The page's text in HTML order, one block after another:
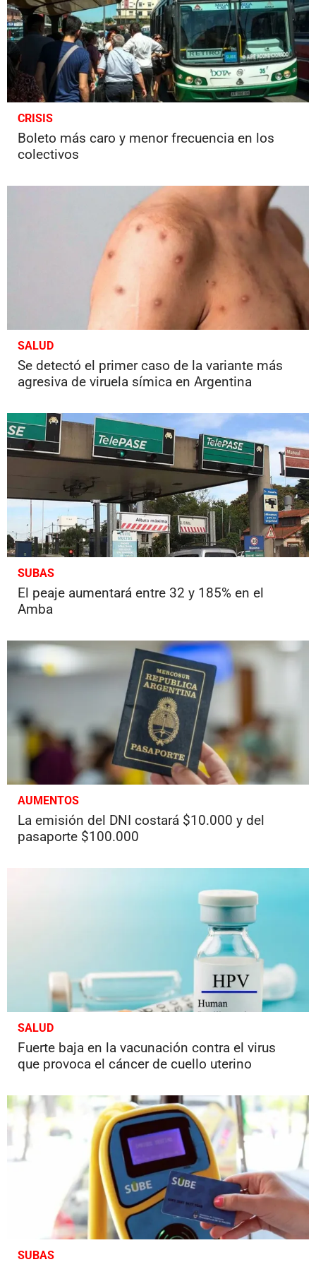
CRISIS
Boleto más caro y menor frecuencia en los
colectivos
SALUD
Se detectó el primer caso de la variante más
agresiva de viruela símica en Argentina
SUBAS
El peaje aumentará entre 32 y 185% en el
Amba
AUMENTOS
La emisión del DNI costará $10.000 y del
pasaporte $100.000
SALUD
Fuerte baja en la vacunación contra el virus
que provoca el cáncer de cuello uterino
SUBAS